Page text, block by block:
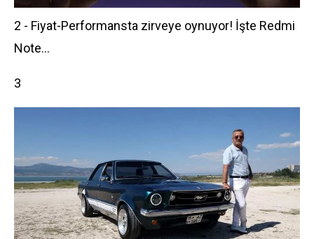
2 - Fiyat-Performansta zirveye oynuyor! İşte Redmi
Note...
3